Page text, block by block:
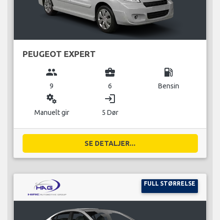
PEUGEOT EXPERT
group
9
business_center
6
local_gas_station
Bensin
miscellaneous_services
Manuelt gir
login
5 Dør
SE DETALJER...
FULL STØRRELSE